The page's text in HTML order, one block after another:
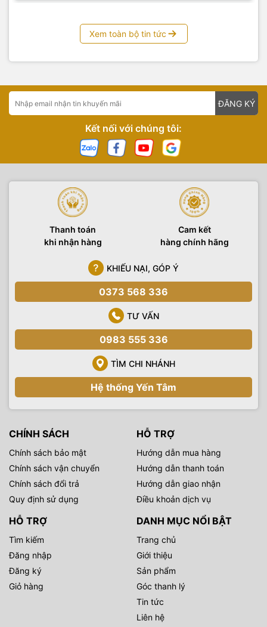
Xem toàn bộ tin tức
ĐĂNG KÝ
Kết nối với chúng tôi:
Thanh toán
khi nhận hàng
Cam kết
hàng chính hãng
KHIẾU NẠI, GÓP Ý
0373 568 336
TƯ VẤN
0983 555 336
TÌM CHI NHÁNH
Hệ thống Yến Tâm
CHÍNH SÁCH
Chính sách bảo mật
Chính sách vận chuyển
Chính sách đổi trả
Quy định sử dụng
HỖ TRỢ
Hướng dẫn mua hàng
Hướng dẫn thanh toán
Hướng dẫn giao nhận
Điều khoản dịch vụ
HỖ TRỢ
Tìm kiếm
Đăng nhập
Đăng ký
Giỏ hàng
DANH MỤC NỔI BẬT
Trang chủ
Giới thiệu
Sản phẩm
Góc thanh lý
Tin tức
Liên hệ